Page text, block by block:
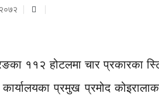
११२ होटलमा चार प्रकारका
कार्यालयका प्रमुख प्रमोद